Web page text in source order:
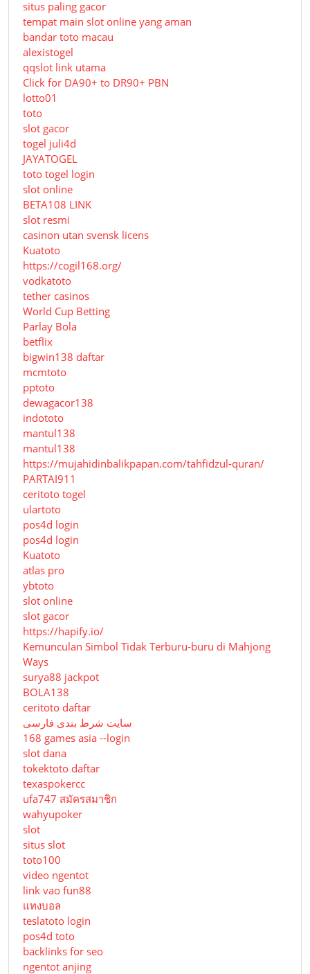
situs paling gacor
tempat main slot online yang aman
bandar toto macau
alexistogel
qqslot link utama
Click for DA90+ to DR90+ PBN
lotto01
toto
slot gacor
togel juli4d
JAYATOGEL
toto togel login
slot online
BETA108 LINK
slot resmi
casinon utan svensk licens
Kuatoto
https://cogil168.org/
vodkatoto
tether casinos
World Cup Betting
Parlay Bola
betflix
bigwin138 daftar
mcmtoto
pptoto
dewagacor138
indototo
mantul138
mantul138
https://mujahidinbalikpapan.com/tahfidzul-quran/
PARTAI911
ceritoto togel
ulartoto
pos4d login
pos4d login
Kuatoto
atlas pro
ybtoto
slot online
slot gacor
https://hapify.io/
Kemunculan Simbol Tidak Terburu-buru di Mahjong
Ways
surya88 jackpot
BOLA138
ceritoto daftar
سایت شرط بندی فارسی
168 games asia --login
slot dana
tokektoto daftar
texaspokercc
ufa747 สมัครสมาชิก
wahyupoker
slot
situs slot
toto100
video ngentot
link vao fun88
แทงบอล
teslatoto login
pos4d toto
backlinks for seo
ngentot anjing